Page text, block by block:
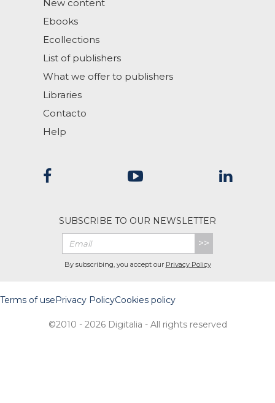
New content
Ebooks
Ecollections
List of publishers
What we offer to publishers
Libraries
Contacto
Help
SUBSCRIBE TO OUR NEWSLETTER
>>
By subscribing, you accept our Privacy Policy
Terms of use Privacy PolicyCookies policy
©2010 - 2026 Digitalia - All rights reserved